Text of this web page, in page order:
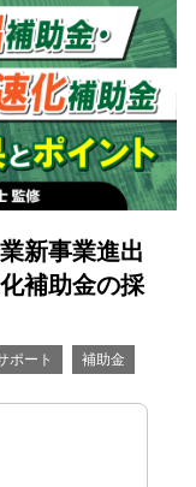
新事業進出
補助金の採
ポート
補助金